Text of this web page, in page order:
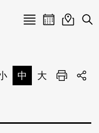
Menu
活動日曆活動地圖
展
中 大 列印